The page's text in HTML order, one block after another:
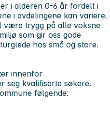
i alderen 0-6 år fordelt i
i avdelingene kan variere.
være trygg på alle voksne
som gir oss gode
hos små og store.
innenfor
seg kvalifiserte søkere.
følgende: